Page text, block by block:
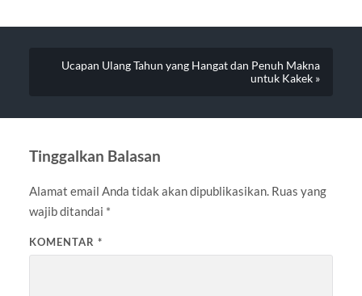
Ucapan Ulang Tahun yang Hangat dan Penuh Makna
untuk Kakek »
Tinggalkan Balasan
Alamat email Anda tidak akan dipublikasikan. Ruas yang
wajib ditandai *
KOMENTAR *